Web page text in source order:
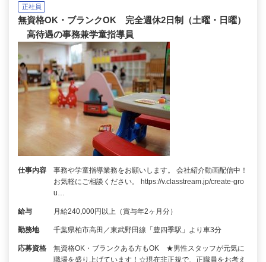
正社員
無資格OK・ブランクOK 完全週休2日制（土曜・日曜）
高待遇の事務兼学童指導員
仕事内容
事務や学童指導業務をお願いします。 会社紹介動画配信中！
お気軽にご相談ください。 https://v.classtream.jp/create-gro
u…
給与 月給240,000円以上（賞与年2ヶ月分）
勤務地 千葉県柏市高田／東武野田線「豊四季駅」より車3分
応募資格
無資格OK・ブランクある方もOK ★男性スタッフが元気に
職場を盛り上げています！☆現在非正規で、正職員をお考え